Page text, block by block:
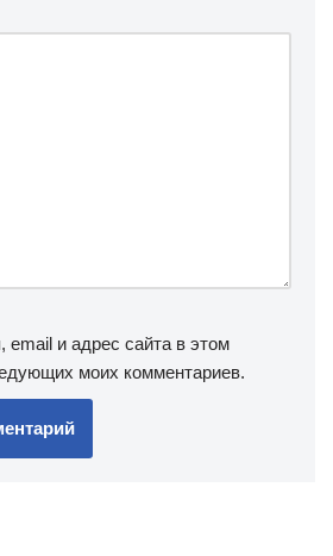
email и адрес сайта в этом
моих комментариев.